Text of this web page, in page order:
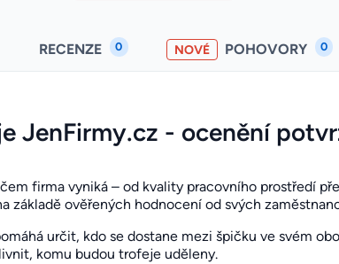
RECENZE 0 NOVÉ POHOVORY 0
JenFirmy.cz - ocenění
firma vyniká – od kvality pracovního prostředí
základě ověřených hodnocení od svých
určit, kdo se dostane mezi špičku ve svém
komu budou trofeje uděleny.